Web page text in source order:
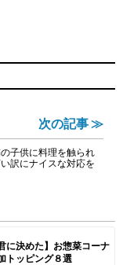
次の記事 ≫
子供に料理を触られ
訳にナイスな対応を
に決めた】お惣菜コーナ
トッピング８選